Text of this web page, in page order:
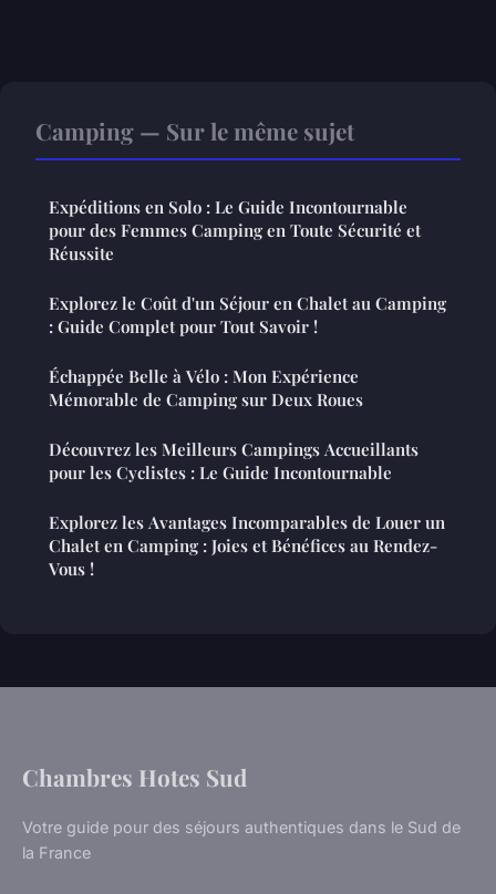
Camping — Sur le même sujet
Expéditions en Solo : Le Guide Incontournable
pour des Femmes Camping en Toute Sécurité et
Réussite
Explorez le Coût d'un Séjour en Chalet au Camping
: Guide Complet pour Tout Savoir !
Échappée Belle à Vélo : Mon Expérience
Mémorable de Camping sur Deux Roues
Découvrez les Meilleurs Campings Accueillants
pour les Cyclistes : Le Guide Incontournable
Explorez les Avantages Incomparables de Louer un
Chalet en Camping : Joies et Bénéfices au Rendez-
Vous !
Chambres Hotes Sud
Votre guide pour des séjours authentiques dans le Sud de
la France